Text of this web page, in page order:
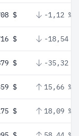
$ -1,12 %
$ -18,54 %
$ -35,32 %
$ 15,66 %
$ 18,09 %